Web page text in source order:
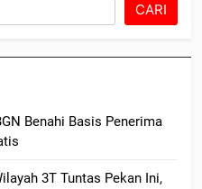
CARI
Benahi Basis Penerima
3T Tuntas Pekan Ini,